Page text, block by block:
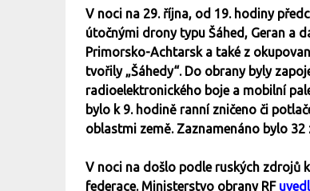
V noci na 29. října, od 19. hodiny
útočnými drony typu Šáhed, Geran a
Primorsko-Achtarsk a také z
tvořily „Šáhedy“. Do obrany byly
radioelektronického boje a mobilní
bylo k 9. hodině ranní zničeno či
oblastmi země. Zaznamenáno bylo
V noci na došlo podle ruských zdrojů
federace. Ministerstvo obrany RF